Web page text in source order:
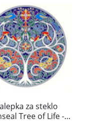
za steklo
Tree of Life -